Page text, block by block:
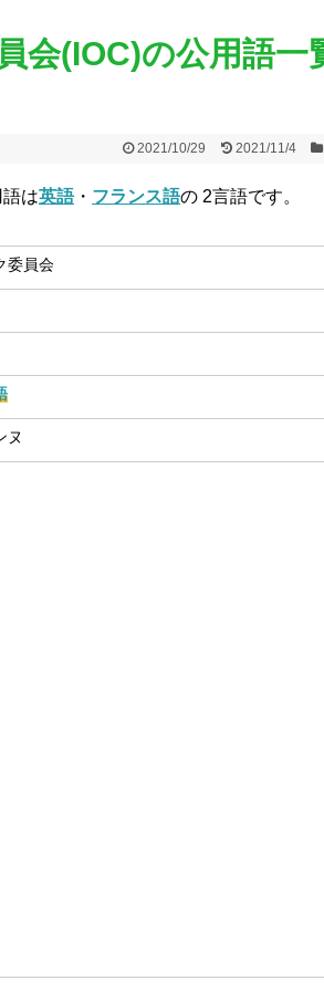
会(IOC)の公用語一
2021/10/29 2021/11/4
は英語・ フランス語の 2言語です。
委員会
ヌ